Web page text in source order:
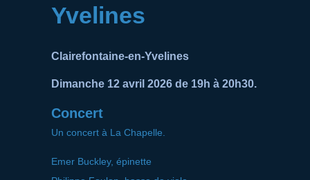
Yvelines
Clairefontaine-en-Yvelines
Dimanche 12 avril 2026 de 19h à 20h30.
Concert
Un concert à La Chapelle.
Emer Buckley, épinette